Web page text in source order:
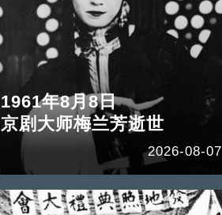
1961年8月8日
京剧大师梅兰芳逝世
2026-08-07